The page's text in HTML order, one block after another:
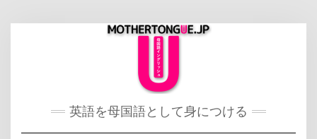
英語を母国語として身につける